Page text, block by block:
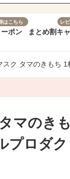
はこちら
ーポン まとめ割
レ
キ
スク タマのきもち
マのき
プロダ